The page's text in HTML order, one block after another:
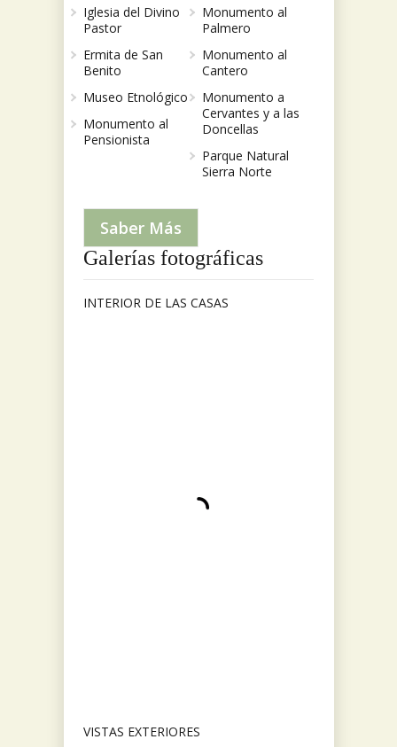
Iglesia del Divino
Pastor
Ermita de San
Benito
Museo Etnológico
Monumento al
Pensionista
Monumento al
Palmero
Monumento al
Cantero
Monumento a
Cervantes y a las
Doncellas
Parque Natural
Sierra Norte
Saber Más
Galerías fotográficas
INTERIOR DE LAS CASAS
VISTAS EXTERIORES